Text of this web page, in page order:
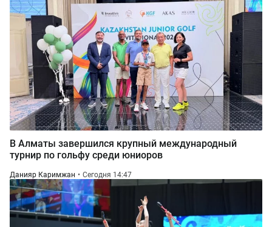
В Алматы завершился крупный международный
турнир по гольфу среди юниоров
Данияр Каримжан Сегодня 14:47